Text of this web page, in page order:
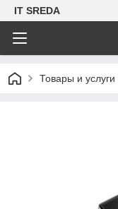
IT SREDA
Товары и услуги